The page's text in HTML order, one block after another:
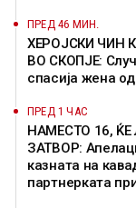
ПРЕД 46 МИН.
ХЕРОЈСКИ ЧИН
ВО СКОПЈЕ:
спасија жена
ПРЕД 1 ЧАС
НАМЕСТО 16,
ЗАТВОР:
казната на
партнерката